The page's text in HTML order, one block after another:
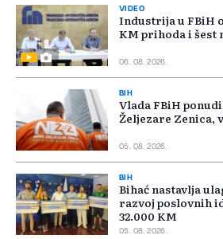
VIDEO
Industrija u FBiH
KM prihoda i
06. 08. 2026.
BIH
Vlada FBiH
Željezare Zenica,
05. 08. 2026.
BIH
Bihać nastavlja
razvoj poslovnih
32.000 KM
05. 08. 2026.